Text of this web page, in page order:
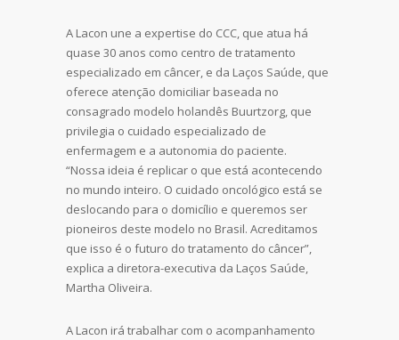
A Lacon une a expertise do CCC, que atua há
quase 30 anos como centro de tratamento
especializado em câncer, e da Laços Saúde, que
oferece atenção domiciliar baseada no
consagrado modelo holandês Buurtzorg, que
privilegia o cuidado especializado de
enfermagem e a autonomia do paciente.
“Nossa ideia é replicar o que está acontecendo
no mundo inteiro. O cuidado oncológico está se
deslocando para o domicílio e queremos ser
pioneiros deste modelo no Brasil. Acreditamos
que isso é o futuro do tratamento do câncer”,
explica a diretora-executiva da Laços Saúde,
Martha Oliveira.
A Lacon irá trabalhar com o acompanhamento